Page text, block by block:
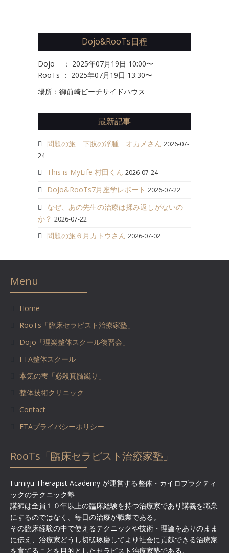
Dojo&RooTs日程
Dojo ： 2025年07月19日 10:00〜
RooTs ： 2025年07月19日 13:30〜
場所：御前崎ビーチサイドハウス
最新記事
問題の旅 下肢の浮腫 オカメさん 2026-07-
24
This is MyLife 村田くん 2026-07-24
DoJo&RooTs7月座学レポート 2026-07-22
なぜ、あの先生の治療は揉み返しがないの
か？ 2026-07-22
問題の旅６月カトウさん 2026-07-02
Menu
Home
RooTs「臨床セラピスト治療家塾」
Dojo「理楽整体スクール復習会」
FTA整体スクール
本気の雫「必殺真髄蹴り」
整体技術クリニック
Contact
FTAプライバシーポリシー
RooTs「臨床セラピスト治療家塾」
Fumiyu Therapist Academy が運営する整体・カイロプラクティ
ックのテクニック塾
講師は全員１０年以上の臨床経験を持つ治療家であり講義を職業
にするのではなく、毎日の治療が職業である。
その臨床経験の中で使えるテクニックや技術・理論をありのまま
に伝え、治療家どうし切磋琢磨してより社会に貢献できる治療家
を育てることを目的としたセラピスト治療家塾である。